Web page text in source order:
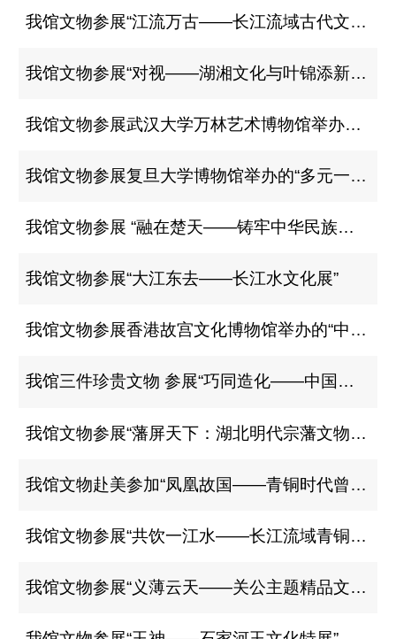
我馆文物参展“江流万古——长江流域古代文明瑰宝展”
我馆文物参展“对视——湖湘文化与叶锦添新东方美学的时空重构”展
我馆文物参展武汉大学万林艺术博物馆举办的 “家国信史：长江中游简牍文物展”
我馆文物参展复旦大学博物馆举办的“多元一体：中华文明溯源”展
我馆文物参展 “融在楚天——铸牢中华民族共同体意识文物展”
我馆文物参展“大江东去——长江水文化展”
我馆文物参展香港故宫文化博物馆举办的“中华文明溯源”展
我馆三件珍贵文物 参展“巧同造化——中国古代科技文物精华展”
我馆文物参展“藩屏天下：湖北明代宗藩文物特展”
我馆文物赴美参加“凤凰故国——青铜时代曾楚艺术展”
我馆文物参展“共饮一江水——长江流域青铜文明特展”
我馆文物参展“义薄云天——关公主题精品文物展”